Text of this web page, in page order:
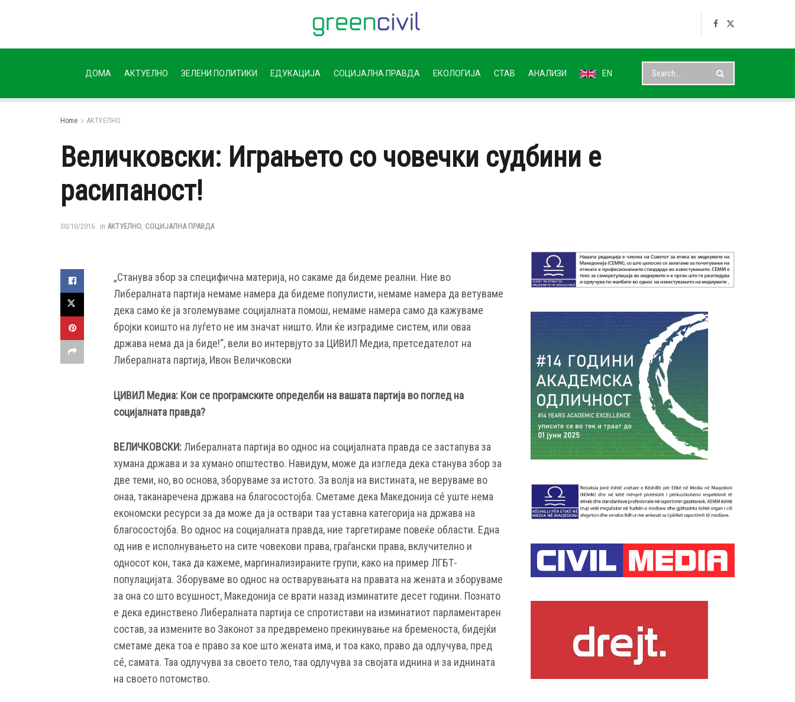
ДОМА АКТУЕЛНО ЗЕЛЕНИ ПОЛИТИКИ ЕДУКАЦИЈА СОЦИЈАЛНА ПРАВДА ЕКОЛОГИЈА СТАВ АНАЛИЗИ EN
Home АКТУЕЛНО
Величковски: Играњето со човечки судбини е
расипаност!
30/10/2016 in АКТУЕЛНО, СОЦИЈАЛНА ПРАВДА
„Станува збор за специфична материја, но сакаме да бидеме реални. Ние во
Либералната партија немаме намера да бидеме популисти, немаме намера да ветуваме
дека само ќе ја зголемуваме социјалната помош, немаме намера само да кажуваме
бројки коишто на луѓето не им значат ништо. Или ќе изградиме систем, или оваа
држава нема да ја биде!“, вели во интервјуто за ЦИВИЛ Медиа, претседателот на
Либералната партија, Ивон Величковски
ЦИВИЛ Медиа: Кои се програмските определби на вашата партија во поглед на
социјалната правда?
ВЕЛИЧКОВСКИ: Либералната партија во однос на социјалната правда се застапува за
хумана држава и за хумано општество. Навидум, може да изгледа дека станува збор за
две теми, но, во основа, зборуваме за истото. За волја на вистината, не веруваме во
онаа, таканаречена држава на благосостојба. Сметаме дека Македонија сé уште нема
економски ресурси за да може да ја оствари таа уставна категорија на држава на
благосостојба. Во однос на социјалната правда, ние таргетираме повеќе области. Една
од нив е исполнувањето на сите човекови права, граѓански права, вклучително и
односот кон, така да кажеме, маргинализираните групи, како на пример ЛГБТ-
популацијата. Зборуваме во однос на остварувањата на правата на жената и зборуваме
за она со што всушност, Македонија се врати назад изминатите десет години. Познато
е дека единствено Либералната партија се спротистави на изминатиот парламентарен
состав, за измените во Законот за предвремено прекинување на бременоста, бидејќи
сметаме дека тоа е право за кое што жената има, и тоа како, право да одлучува, пред
сé, самата. Таа одлучува за своето тело, таа одлучува за својата иднина и за иднината
на своето потомство.